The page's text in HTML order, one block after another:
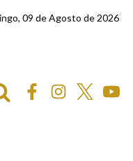
09 de Agosto de 2026